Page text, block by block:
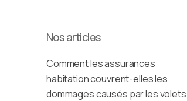
Nos articles
Comment les assurances
habitation couvrent-elles les
dommages causés par les volets